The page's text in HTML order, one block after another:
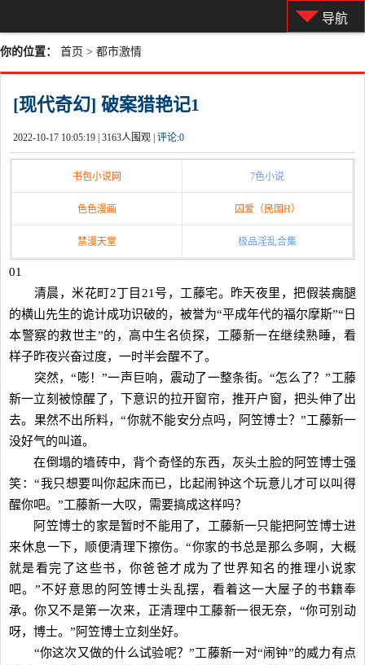
导航
你的位置： 首页 > 都市激情
[现代奇幻] 破案猎艳记1
2022-10-17 10:05:19 | 3163人围观 | 评论:0
书包小说网 7色小说
色色漫画 囚爱（民国H）
禁漫天堂 极品淫乱合集
01
清晨，米花町2丁目21号，工藤宅。昨天夜里，把假装瘸腿
的横山先生的诡计成功识破的，被誉为“平成年代的福尔摩斯”“日
本警察的救世主”的，高中生名侦探，工藤新一在继续熟睡，看
样子昨夜兴奋过度，一时半会醒不了。
突然，“嘭！”一声巨响，震动了一整条街。“怎么了？”工藤
新一立刻被惊醒了，下意识的拉开窗帘，推开户窗，把头伸了出
去。果然不出所料，“你就不能安分点吗，阿笠博士？”工藤新一
没好气的叫道。
在倒塌的墙砖中，背个奇怪的东西，灰头土脸的阿笠博士强
笑：“我只想要叫你起床而已，比起闹钟这个玩意儿才可以叫得
醒你吧。”工藤新一大叹，需要搞成这样吗？
阿笠博士的家是暂时不能用了，工藤新一只能把阿笠博士进
来休息一下，顺便清理下擦伤。“你家的书总是那么多啊，大概
就是看完了这些书，你爸爸才成为了世界知名的推理小说家
吧。”不好意思的阿笠博士头乱摆，看着这一大屋子的书籍奉
承。你又不是第一次来，正清理中工藤新一很无奈，“你可别动
呀，博士。”阿笠博士立刻坐好。
“你这次又做的什么试验呢？”工藤新一对“闹钟”的威力有点